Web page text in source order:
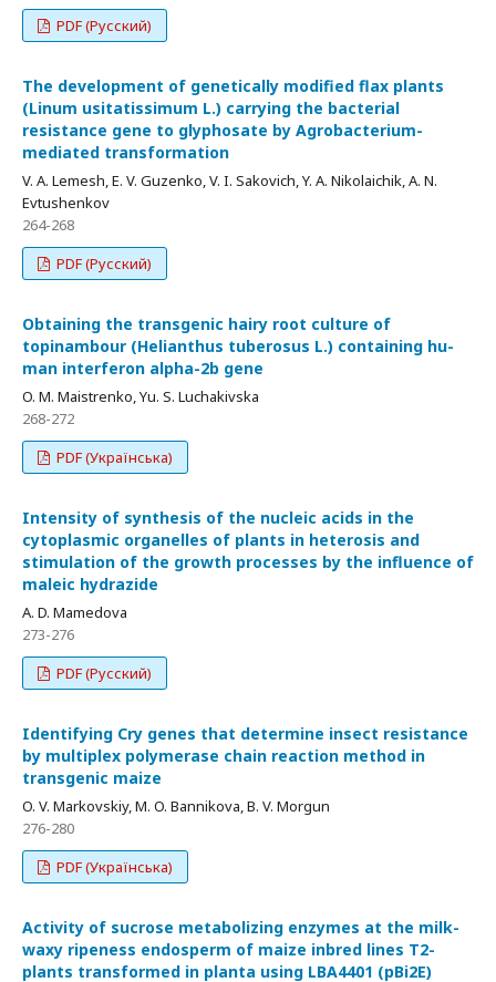
PDF (Русский)
The development of genetically modified flax plants
(Linum usitatissimum L.) carrying the bacterial
resistance gene to glyphosate by Agrobacterium-
mediated transformation
V. A. Lemesh, E. V. Guzenko, V. I. Sakovich, Y. A. Nikolaichik, A. N.
Evtushenkov
264-268
PDF (Русский)
Obtaining the transgenic hairy root culture of
topinambour (Helianthus tuberosus L.) containing hu-
man interferon alpha-2b gene
O. M. Maistrenko, Yu. S. Luchakivska
268-272
PDF (Українська)
Intensity of synthesis of the nucleic acids in the
cytoplasmic organelles of plants in heterosis and
stimulation of the growth processes by the influence of
maleic hydrazide
A. D. Mamedova
273-276
PDF (Русский)
Identifying Cry genes that determine insect resistance
by multiplex polymerase chain reaction method in
transgenic maize
O. V. Markovskiy, M. O. Bannikova, B. V. Morgun
276-280
PDF (Українська)
Activity of sucrose metabolizing enzymes at the milk-
waxy ripeness endosperm of maize inbred lines T2-
plants transformed in planta using LBA4401 (pBi2E)